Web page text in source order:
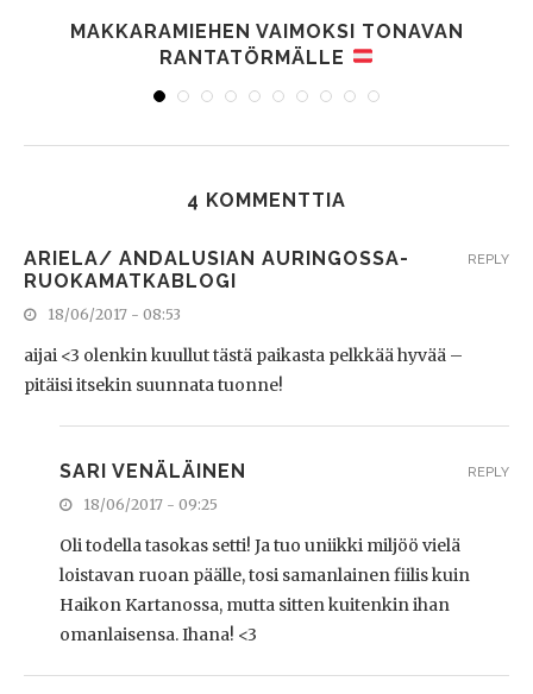
MAKKARAMIEHEN VAIMOKSI TONAVAN
RANTATÖRMÄLLE
4 KOMMENTTIA
ARIELA/ ANDALUSIAN AURINGOSSA-
RUOKAMATKABLOGI
18/06/2017 - 08:53
aijai <3 olenkin kuullut tästä paikasta pelkkää hyvää –
pitäisi itsekin suunnata tuonne!
REPLY
SARI VENÄLÄINEN
18/06/2017 - 09:25
Oli todella tasokas setti! Ja tuo uniikki miljöö vielä
loistavan ruoan päälle, tosi samanlainen fiilis kuin
Haikon Kartanossa, mutta sitten kuitenkin ihan
omanlaisensa. Ihana! <3
REPLY